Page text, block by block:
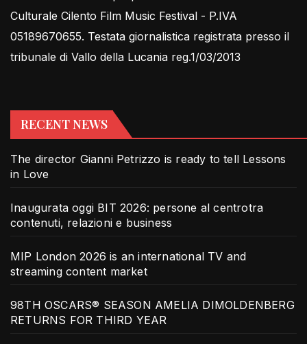
Culturale Cilento Film Music Festival - P.IVA
05189670655. Testata giornalistica registrata presso il
tribunale di Vallo della Lucania reg.1/03/2013
RECENT NEWS
The director Gianni Petrizzo is ready to tell Lessons
in Love
Inaugurata oggi BIT 2026: persone al centrotra
contenuti, relazioni e business
MIP London 2026 is an international TV and
streaming content market
98TH OSCARS® SEASON AMELIA DIMOLDENBERG
RETURNS FOR THIRD YEAR